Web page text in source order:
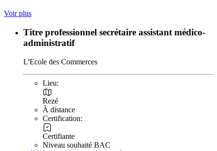
Voir plus
Titre professionnel secrétaire assistant médico-
administratif
L'Ecole des Commerces
Lieu:
Rezé
À distance
Certification:
Certifiante
Niveau souhaité BAC